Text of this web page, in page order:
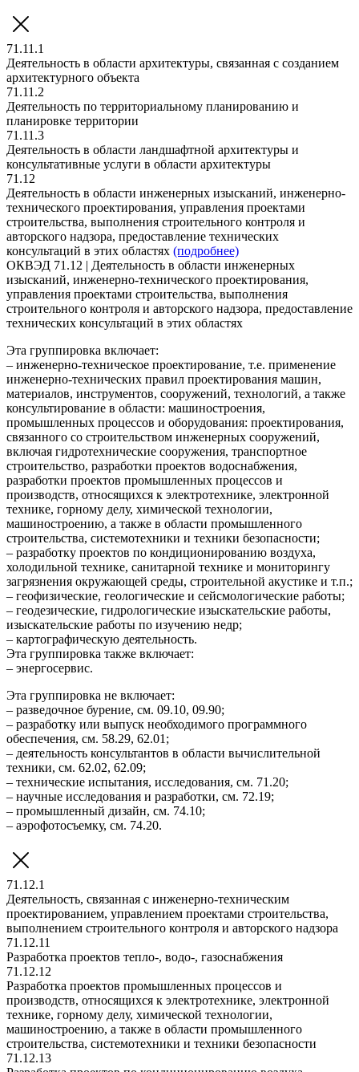
71.11.1
Деятельность в области архитектуры, связанная с созданием
архитектурного объекта
71.11.2
Деятельность по территориальному планированию и
планировке территории
71.11.3
Деятельность в области ландшафтной архитектуры и
консультативные услуги в области архитектуры
71.12
Деятельность в области инженерных изысканий, инженерно-
технического проектирования, управления проектами
строительства, выполнения строительного контроля и
авторского надзора, предоставление технических
консультаций в этих областях (подробнее)
ОКВЭД 71.12 | Деятельность в области инженерных
изысканий, инженерно-технического проектирования,
управления проектами строительства, выполнения
строительного контроля и авторского надзора, предоставление
технических консультаций в этих областях
Эта группировка включает:
– инженерно-техническое проектирование, т.е. применение
инженерно-технических правил проектирования машин,
материалов, инструментов, сооружений, технологий, а также
консультирование в области: машиностроения,
промышленных процессов и оборудования: проектирования,
связанного со строительством инженерных сооружений,
включая гидротехнические сооружения, транспортное
строительство, разработки проектов водоснабжения,
разработки проектов промышленных процессов и
производств, относящихся к электротехнике, электронной
технике, горному делу, химической технологии,
машиностроению, а также в области промышленного
строительства, системотехники и техники безопасности;
– разработку проектов по кондиционированию воздуха,
холодильной технике, санитарной технике и мониторингу
загрязнения окружающей среды, строительной акустике и т.п.;
– геофизические, геологические и сейсмологические работы;
– геодезические, гидрологические изыскательские работы,
изыскательские работы по изучению недр;
– картографическую деятельность.
Эта группировка также включает:
– энергосервис.
Эта группировка не включает:
– разведочное бурение, см. 09.10, 09.90;
– разработку или выпуск необходимого программного
обеспечения, см. 58.29, 62.01;
– деятельность консультантов в области вычислительной
техники, см. 62.02, 62.09;
– технические испытания, исследования, см. 71.20;
– научные исследования и разработки, см. 72.19;
– промышленный дизайн, см. 74.10;
– аэрофотосъемку, см. 74.20.
71.12.1
Деятельность, связанная с инженерно-техническим
проектированием, управлением проектами строительства,
выполнением строительного контроля и авторского надзора
71.12.11
Разработка проектов тепло-, водо-, газоснабжения
71.12.12
Разработка проектов промышленных процессов и
производств, относящихся к электротехнике, электронной
технике, горному делу, химической технологии,
машиностроению, а также в области промышленного
строительства, системотехники и техники безопасности
71.12.13